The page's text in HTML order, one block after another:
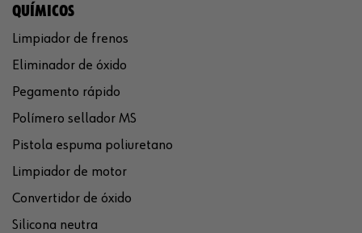
QUÍMICOS
Limpiador de frenos
Eliminador de óxido
Pegamento rápido
Polímero sellador MS
Pistola espuma poliuretano
Limpiador de motor
Convertidor de óxido
Silicona neutra